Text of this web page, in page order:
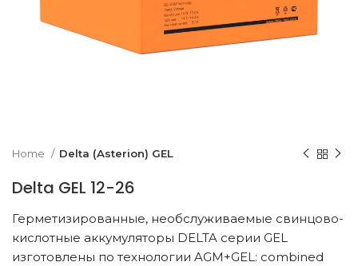
Home Delta (Asterion) GEL
Delta GEL 12-26
Герметизированные, необслуживаемые свинцово-
кислотные аккумуляторы DELTA серии GEL
изготовлены по технологии AGM+GEL: combined